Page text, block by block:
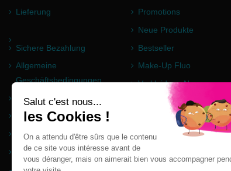
Lieferung
Sichere Bezahlung
Allgemeine
Geschäftsbedingungen
Impressum
Häufig gestellte Fragen
Partner
Seitenverzeichnis
Promotions
Neue Produkte
Bestseller
Make-Up Fluo
Verkleidung Neon
Pulver Holi